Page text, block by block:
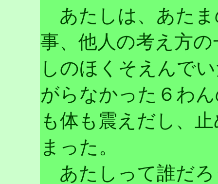
あたしは、あたま
事、他人の考え方
しのほくそえんで
がらなかった６わ
も体も震えだし、
まった。
あたしって誰だ